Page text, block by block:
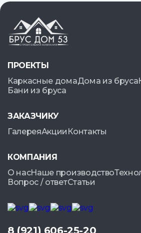
ПРОЕКТЫ
Каркасные домаДома из бруса
Бани из бруса
ЗАКАЗЧИКУ
ГалереяАкции Контакты
КОМПАНИЯ
О насНаше производство
Вопрос / ответСтатьи
8 (921) 606-25-20